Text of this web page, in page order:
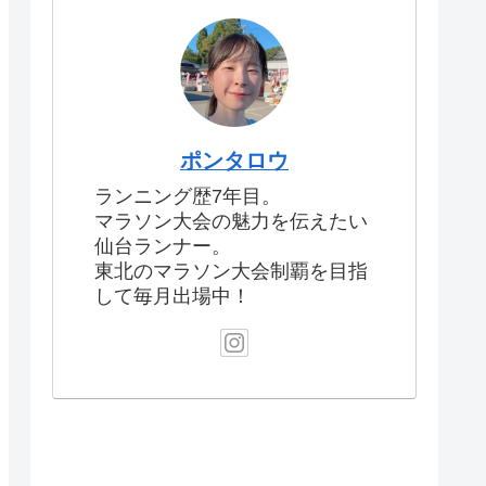
ポンタロウ
ランニング歴7年目。
マラソン大会の魅力を伝えたい
仙台ランナー。
東北のマラソン大会制覇を目指
して毎月出場中！